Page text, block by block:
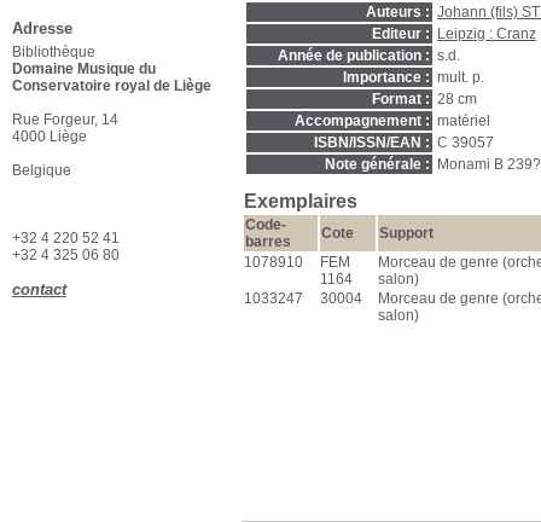
Auteurs : Johann (fils)
Editeur :
Leipzig : Cranz
Année de publication : s.d.
Importance : mult. p.
Format : 28 cm
Accompagnement : matériel
ISBN/ISSN/EAN : C 39057
Note générale :
Monami B
Exemplaires
Code-
barres
Cote
Support
1078910
FEM
1164
Morceau de genre
salon)
1033247
30004
Morceau de genre
salon)
Adresse
Bibliothèque
Domaine Musique du
Conservatoire royal de Liège
Rue Forgeur, 14
4000 Liège
Belgique
+32 4 220 52 41
+32 4 325 06 80
contact